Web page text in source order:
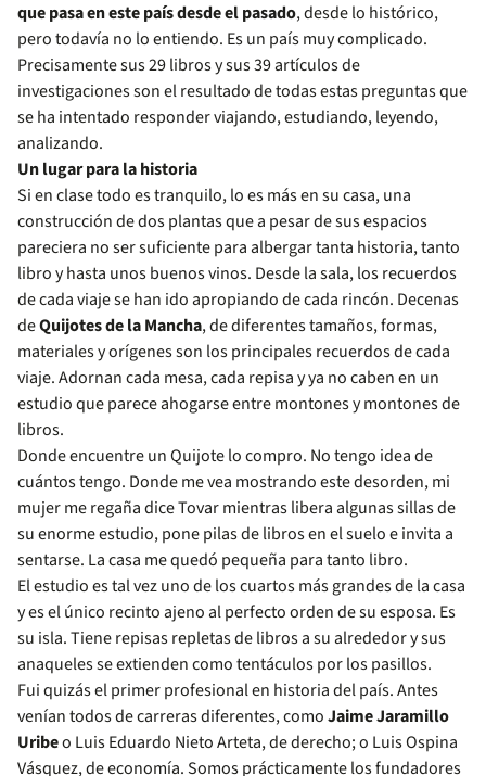
que pasa en este país desde el pasado, desde lo histórico,
pero todavía no lo entiendo. Es un país muy complicado.
Precisamente sus 29 libros y sus 39 artículos de
investigaciones son el resultado de todas estas preguntas que
se ha intentado responder viajando, estudiando, leyendo,
analizando.
Un lugar para la historia
Si en clase todo es tranquilo, lo es más en su casa, una
construcción de dos plantas que a pesar de sus espacios
pareciera no ser suficiente para albergar tanta historia, tanto
libro y hasta unos buenos vinos. Desde la sala, los recuerdos
de cada viaje se han ido apropiando de cada rincón. Decenas
deQuijotes de la Mancha, de diferentes tamaños, formas,
materiales y orígenes son los principales recuerdos de cada
viaje. Adornan cada mesa, cada repisa y ya no caben en un
estudio que parece ahogarse entre montones y montones de
libros.
Donde encuentre un Quijote lo compro. No tengo idea de
cuántos tengo. Donde me vea mostrando este desorden, mi
mujer me regaña dice Tovar mientras libera algunas sillas de
su enorme estudio, pone pilas de libros en el suelo e invita a
sentarse. La casa me quedó pequeña para tanto libro.
El estudio es tal vez uno de los cuartos más grandes de la casa
y es el único recinto ajeno al perfecto orden de su esposa. Es
su isla. Tiene repisas repletas de libros a su alrededor y sus
anaqueles se extienden como tentáculos por los pasillos.
Fui quizás el primer profesional en historia del país. Antes
venían todos de carreras diferentes, comoJaime Jaramillo
Uribeo Luis Eduardo Nieto Arteta, de derecho; o Luis Ospina
Vásquez, de economía. Somos prácticamente los fundadores